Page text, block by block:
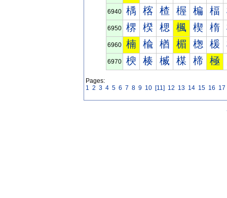
6940 楀 楁 楂 楃 楄 楅
6950 楐 楑 楒 楓 楔 楕
6960 楠 楡 楢 楣 楤 楥
6970 楰 楱 楲 楳 楴 極
Pages:
1 2 3 4 5 6 7 8 9 10 [11] 12 13 14 15 16 17